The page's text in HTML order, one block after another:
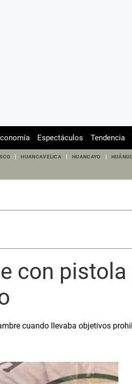
Espectáculos Tendencia
HUANCAVELICA HUANCAYO
con
cuando llevaba objetivos